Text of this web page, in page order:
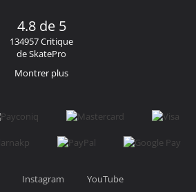
4.8 de 5
134957 Critique
de SkatePro
Montrer plus
Instagram YouTube